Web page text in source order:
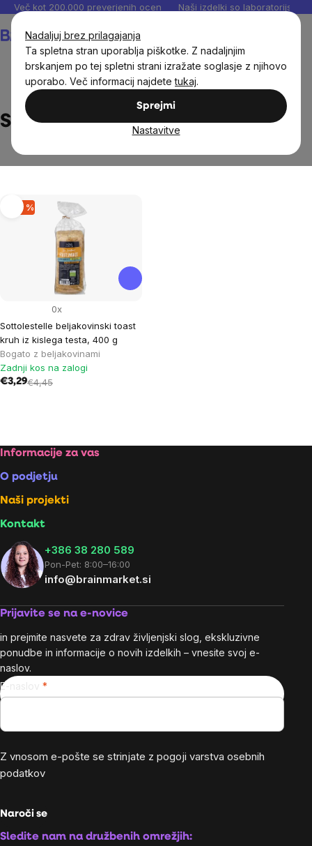
Nadaljuj brez prilagajanja
Ta spletna stran uporablja piškotke. Z nadaljnjim
brskanjem po tej spletni strani izražate soglasje z njihovo
uporabo. Več informacij najdetetukaj.
Sprejmi
Nastavitve
Preskoči
vsebino
Več kot 200.000 preverjenih ocen Naši izdelki so laboratorijsko
Sottolestelle
Sottolestelle
List
products
–26 %
Sottolestelle beljakovinski toast
kruh iz kislega testa, 400 g
Bogato z beljakovinami
0x
Zadnji kos na zalogi
€3,29€4,45
controls
Footer
Informacije za vas
O podjetju
Naši projekti
Kontakt
+386 38 280 589
Pon-Pet: 8:00–16:00
info@brainmarket.si
Prijavite se na e-novice
in prejmite nasvete za zdrav življenjski slog, ekskluzivne
ponudbe in informacije o novih izdelkih – vnesite svoj e-
naslov.
E-naslov
Z vnosom e-pošte se strinjate z pogoji varstva osebnih
podatkov
Naroči se
Sledite nam na družbenih omrežjih: